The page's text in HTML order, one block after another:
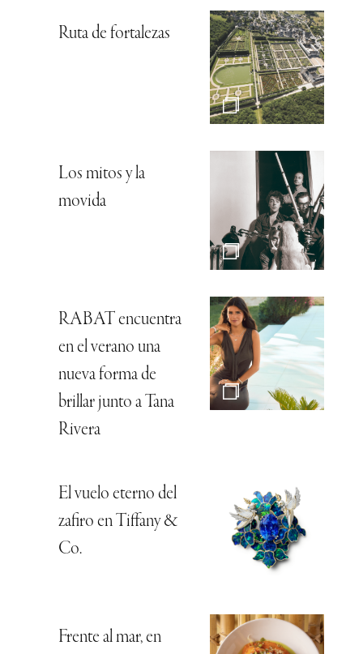
Ruta de fortalezas
Los mitos y la
movida
RABAT encuentra
en el verano una
nueva forma de
brillar junto a Tana
Rivera
El vuelo eterno del
zafiro en Tiffany &
Co.
Frente al mar, en